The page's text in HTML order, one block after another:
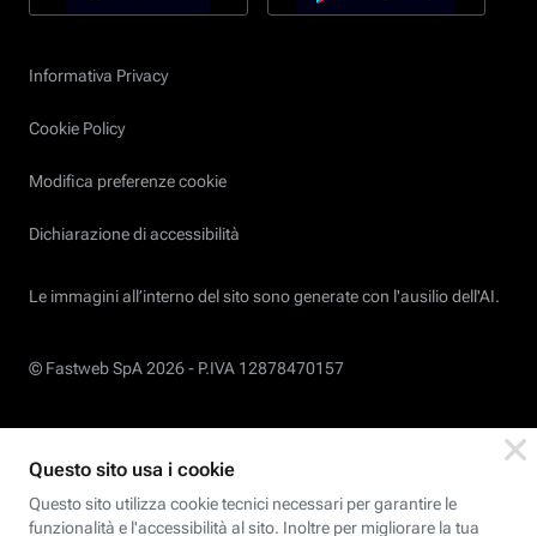
Informativa Privacy
Cookie Policy
Modifica preferenze cookie
Dichiarazione di accessibilità
Le immagini all’interno del sito sono generate con l'ausilio dell'AI.
© Fastweb SpA 2026 - P.IVA 12878470157